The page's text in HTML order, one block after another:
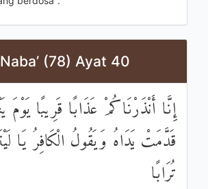
(78) Ayat 40
إِنَّا أَنْذَرْنَاكُمْ عَذَابًا قَرِيبًا يَوْمَ
قَدَّمَتْ يَدَاهُ وَيَقُولُ الْكَافِرُ يَا
تُرَابًا